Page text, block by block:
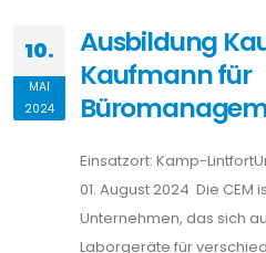
10.
MAI
2024
Ausbildung
Kaufmann für
Einsatzort: Kamp-
01. August 2024 Die
Unternehmen, das sich
Laborgeräte für